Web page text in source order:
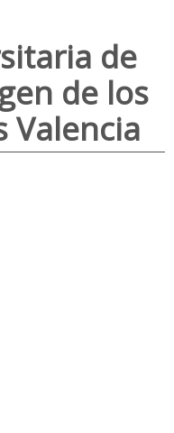
de
de los
Valencia